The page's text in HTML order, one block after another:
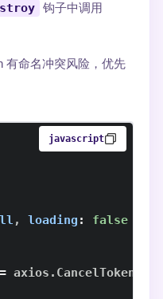
钩子中调用
有命名冲突风险，优先
javascript
, loading : false
= axios . CancelToken